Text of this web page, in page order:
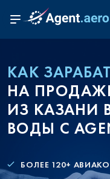
КАК
НА
ИЗ КАЗАНИ
ВОДЫ С
БОЛЕЕ 120+